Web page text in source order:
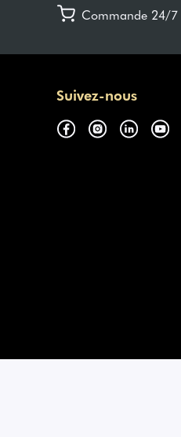
Commande 24/7
Suivez-nous